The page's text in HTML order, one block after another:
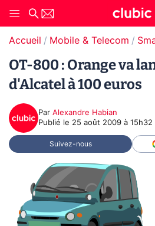
Accueil Mobile & Telecom
OT-800 : Orange va
d'Alcatel à 100 euros
Par Alexandre Habian
Publié le 25 août 2009 à 15h32
Suivez-nous